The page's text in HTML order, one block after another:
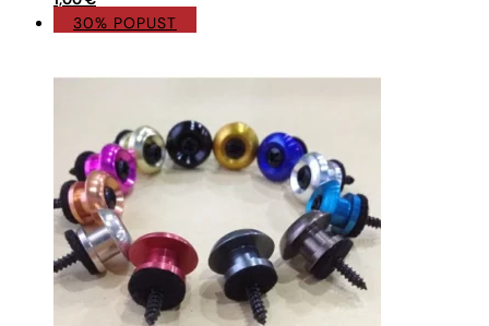
30% POPUST